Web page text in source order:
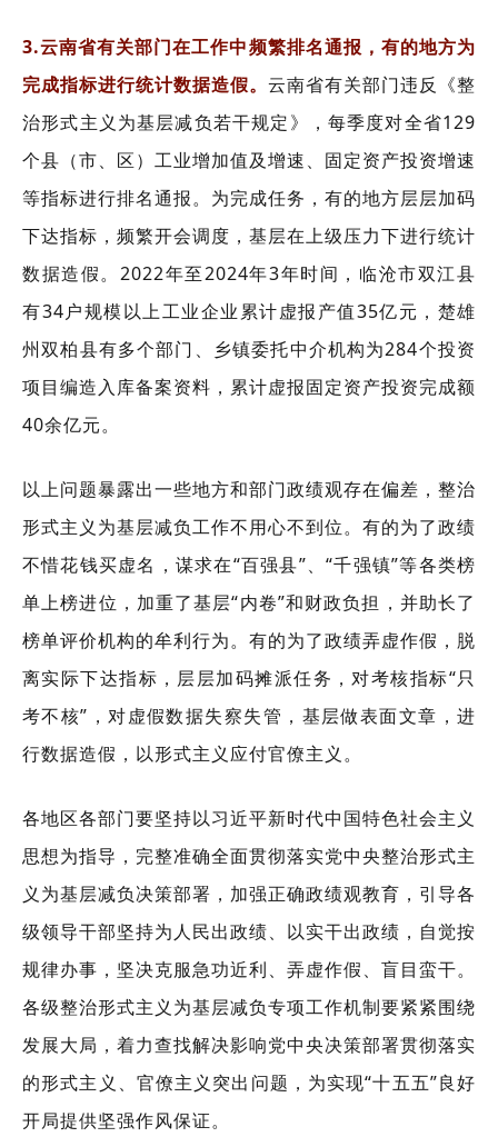
3.云南省有关部门在工作中频繁排名通报，有的地方为
完成指标进行统计数据造假。 云南省有关部门违反《整
治形式主义为基层减负若干规定》，每季度对全省129
个县（市、区）工业增加值及增速、固定资产投资增速
等指标进行排名通报。为完成任务，有的地方层层加码
下达指标，频繁开会调度，基层在上级压力下进行统计
数据造假。2022年至2024年3年时间，临沧市双江县
有34户规模以上工业企业累计虚报产值35亿元，楚雄
州双柏县有多个部门、乡镇委托中介机构为284个投资
项目编造入库备案资料，累计虚报固定资产投资完成额
40余亿元。
以上问题暴露出一些地方和部门政绩观存在偏差，整治
形式主义为基层减负工作不用心不到位。有的为了政绩
不惜花钱买虚名，谋求在“百强县”、“千强镇”等各类榜
单上榜进位，加重了基层“内卷”和财政负担，并助长了
榜单评价机构的牟利行为。有的为了政绩弄虚作假，脱
离实际下达指标，层层加码摊派任务，对考核指标“只
考不核”，对虚假数据失察失管，基层做表面文章，进
行数据造假，以形式主义应付官僚主义。
各地区各部门要坚持以习近平新时代中国特色社会主义
思想为指导，完整准确全面贯彻落实党中央整治形式主
义为基层减负决策部署，加强正确政绩观教育，引导各
级领导干部坚持为人民出政绩、以实干出政绩，自觉按
规律办事，坚决克服急功近利、弄虚作假、盲目蛮干。
各级整治形式主义为基层减负专项工作机制要紧紧围绕
发展大局，着力查找解决影响党中央决策部署贯彻落实
的形式主义、官僚主义突出问题，为实现“十五五”良好
开局提供坚强作风保证。